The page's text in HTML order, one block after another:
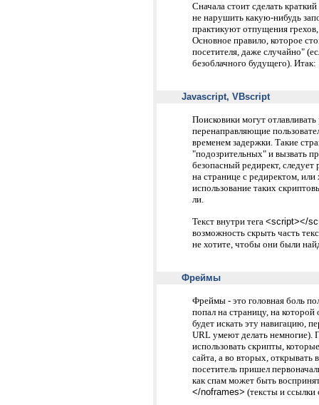
Сначала стоит сделать
не нарушить какую-нибудь
практикуют отпущения
Основное правило, которое
посетителя, даже случайно"
безоблачного будущего). Итак:
Javascript, VBscript
Поисковики могут
перенаправляющие
временем задержки. Такие
"подозрительных" и вызвать
безопасный редирект, следует
на странице с редиректом,
использование таких
ли.
Текст внутри тега <script></
возможность скрыть часть
не хотите, чтобы они были
Фреймы
Фреймы - это головная боль
попал на страницу, на которой
будет искать эту навигацию,
URL умеют делать немногие).
использовать скрипты,
сайта, а во вторых,
посетитель пришел
как спам может быть
</noframes> (тексты и ссылки